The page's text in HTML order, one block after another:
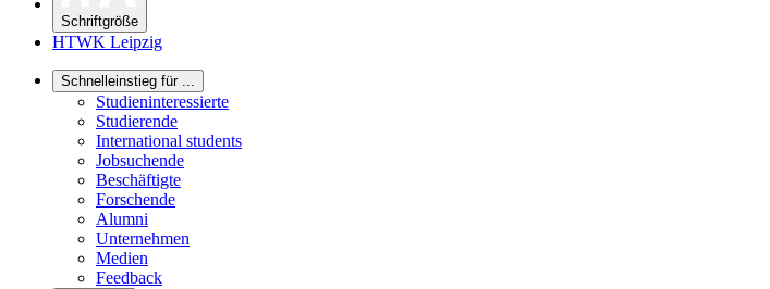
Schriftgröße
HTWK Leipzig
Schnelleinstieg für ...
Studieninteressierte
Studierende
International students
Jobsuchende
Beschäftigte
Forschende
Alumni
Unternehmen
Medien
Feedback